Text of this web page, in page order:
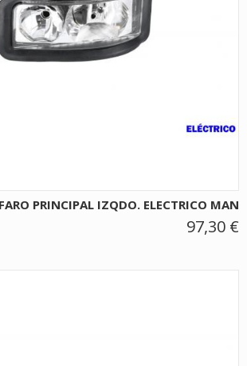
FARO PRINCIPAL IZQDO. ELECTRICO MAN
97,30 €